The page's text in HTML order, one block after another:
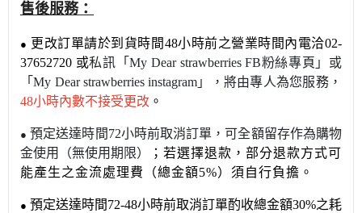
售後服務：
● 更改訂單請於到貨時間48小時前之營業時間內電洽02-
37652720 或私訊 「My Dear strawberries FB粉絲專頁」或
「My Dear strawberries instagram」，將由專人為您服務，
48小時內數不接受更改 。
● 預定送達時間72小時前取消訂單，可全額留存作為購物
金使用（無使用期限）
；若選擇退款，部分退款方式可
能產生之金流處理費（總金額5%）須自行負擔。
● 預定送達時間72-48小時前取消訂單酌收總金額30%之耗